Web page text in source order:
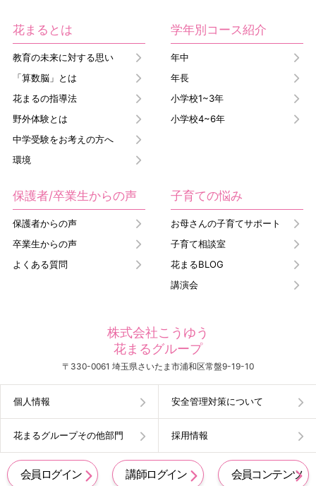
花まるとは
教育の未来に対する思い
「算数脳」とは
花まるの指導法
野外体験とは
中学受験をお考えの方へ
環境
学年別コース紹介
年中
年長
小学校1~3年
小学校4~6年
保護者/卒業生からの声
保護者からの声
卒業生からの声
よくある質問
子育ての悩み
お母さんの子育てサポート
子育て相談室
花まるBLOG
講演会
株式会社こうゆう
花まるグループ
〒330-0061 埼玉県さいたま市浦和区常盤9-19-10
個人情報 安全管理対策について
花まるグループその他部門 採用情報
会員ログイン 講師ログイン 会員コンテンツ